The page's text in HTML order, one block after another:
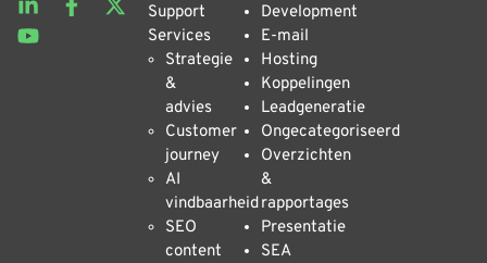
Support
Services
Strategie
&
advies
Customer
journey
AI
vindbaarheid
SEO
content
Development
E-mail
Hosting
Koppelingen
Leadgeneratie
Ongecategoriseerd
Overzichten
&
rapportages
Presentatie
SEA